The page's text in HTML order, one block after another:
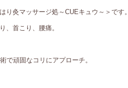
灸マッサージ処～CUEキュウ～＞です。
、首こり、腰痛。
で頑固なコリにアプローチ。